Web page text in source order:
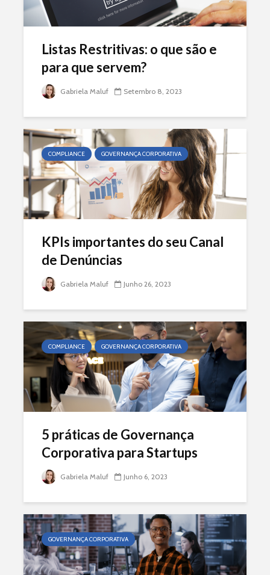
Listas Restritivas: o que são e
para que servem?
Gabriela Maluf Setembro 8, 2023
COMPLIANCE GOVERNANÇA CORPORATIVA
KPIs importantes do seu Canal
de Denúncias
Gabriela Maluf Junho 26, 2023
COMPLIANCE GOVERNANÇA CORPORATIVA
5 práticas de Governança
Corporativa para Startups
Gabriela Maluf Junho 6, 2023
GOVERNANÇA CORPORATIVA